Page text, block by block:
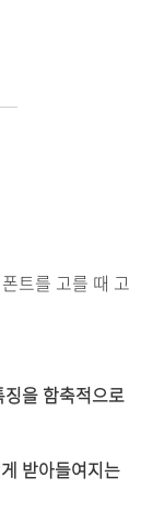
폰트를 고를 때 고
징을 함축적으로
받아들여지는